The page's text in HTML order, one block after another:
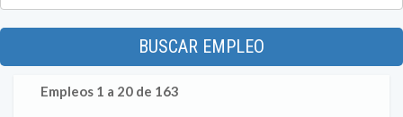
BUSCAR EMPLEO
Empleos 1 a 20 de 163